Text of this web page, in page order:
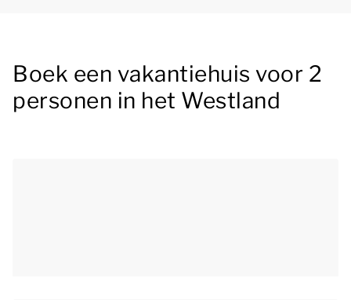
Boek een vakantiehuis voor 2
personen in het Westland